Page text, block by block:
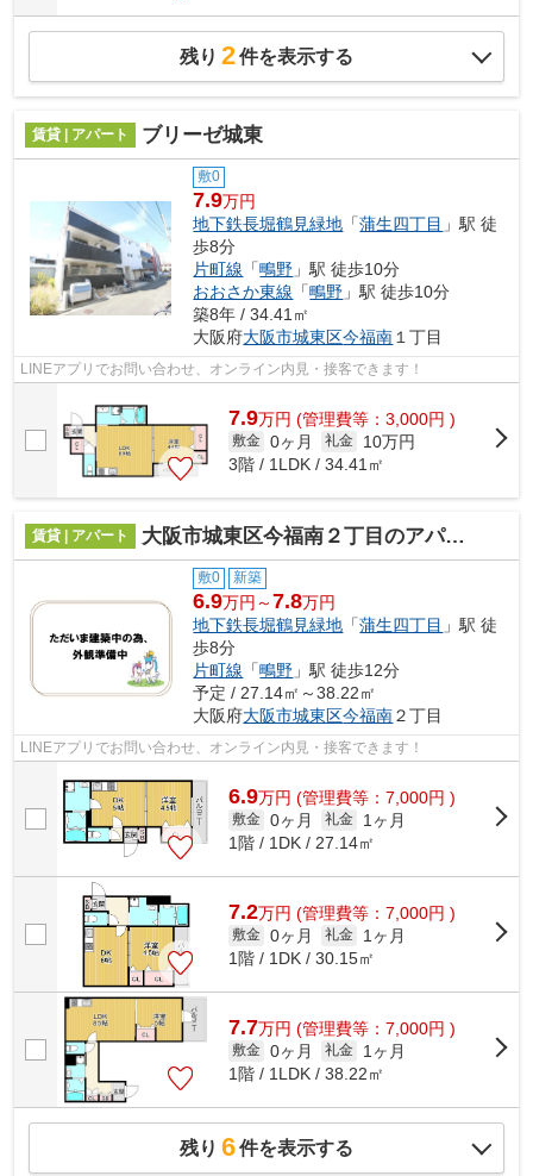
残り 2件を表示する
賃貸 | アパート ブリーゼ城東
敷0
7.9万円
地下鉄長堀鶴見緑地 「蒲生四丁目 」駅 徒
歩8分
片町線 「鴫野 」駅 徒歩10分
おおさか東線 「鴫野 」駅 徒歩10分
築8年 / 34.41㎡
大阪府大阪市城東区今福南１丁目
LINEアプリでお問い合わせ、オンライン内見・接客できます！
7.9万円 (管理費等：3,000円 )
敷金 0ヶ月 礼金
10万円
3階 / 1LDK / 34.41㎡
賃貸 | アパート 大阪市城東区今福南２丁目のアパート
敷0 新築
6.9万円～7.8万円
地下鉄長堀鶴見緑地 「蒲生四丁目 」駅 徒
歩8分
片町線 「鴫野 」駅 徒歩12分
予定 / 27.14㎡～38.22㎡
大阪府大阪市城東区今福南２丁目
LINEアプリでお問い合わせ、オンライン内見・接客できます！
6.9万円 (管理費等：7,000円 )
敷金 0ヶ月 礼金
1ヶ月
1階 / 1DK / 27.14㎡
7.2万円 (管理費等：7,000円 )
敷金 0ヶ月 礼金
1ヶ月
1階 / 1DK / 30.15㎡
7.7万円 (管理費等：7,000円 )
敷金 0ヶ月 礼金
1ヶ月
1階 / 1LDK / 38.22㎡
残り 6件を表示する